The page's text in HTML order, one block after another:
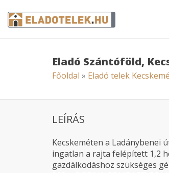
Eladó Szántóföld,
Főoldal » Eladó telek
LEÍRÁS
Kecskeméten a Ladánybenei
ingatlan a rajta felépített 1,2
gazdálkodáshoz szükséges